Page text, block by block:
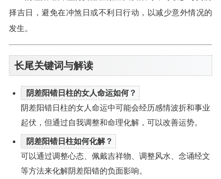
择吉日，避免在冲煞日或不利日行动，以减少意外情况的
发生。
长尾关键词与解读
阴差阳错日柱的女人命运如何？
阴差阳错日柱的女人命运中可能会经历感情波折和事业
起伏，但通过自我调整和命理化解，可以改善运势。
阴差阳错日柱如何化解？
可以通过调整心态、佩戴吉祥物、调整风水、念诵经文
等方法来化解阴差阳错的负面影响。